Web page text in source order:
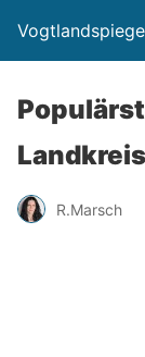
R.Marsch